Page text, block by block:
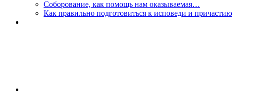
Соборование, как помощь нам оказываемая…
Как правильно подготовиться к исповеди и причастию